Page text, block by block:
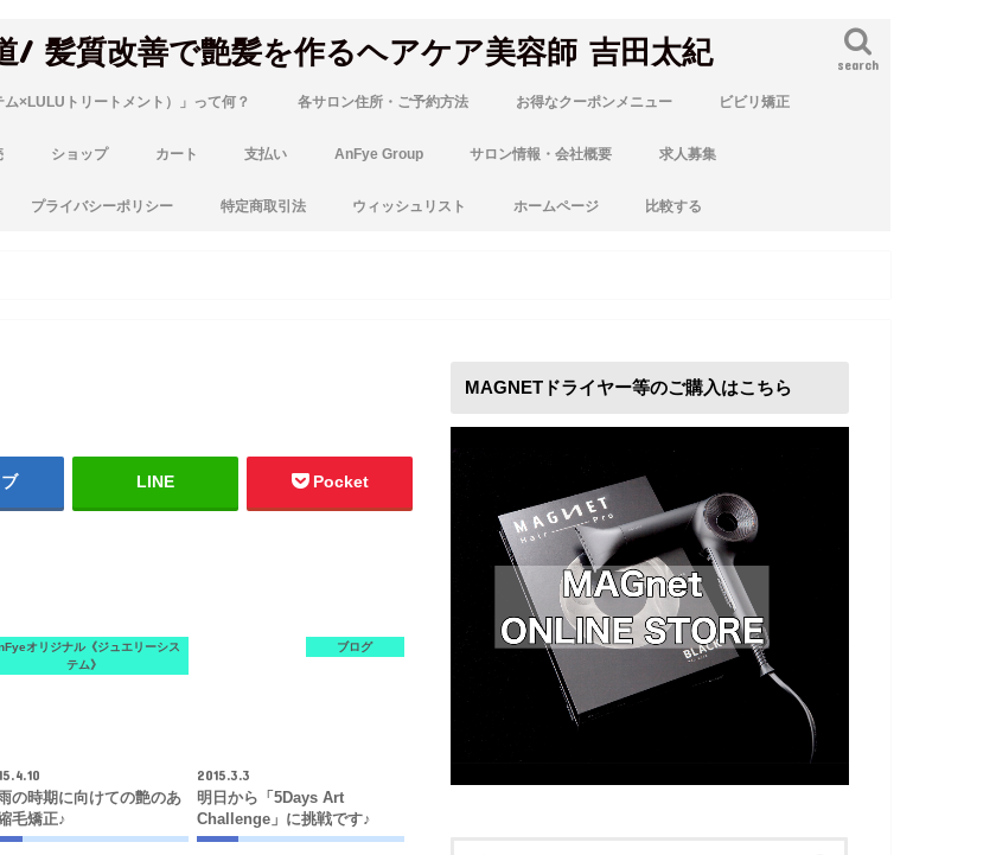
/ 髪質改善で艶髪を作るヘアケア美容師 吉田太紀 search
×LULUトリートメント）」って何？ 各サロン住所・ご予約方法 お得なクーポンメニュー ビビリ矯正
ショップ カート 支払い AnFye Group サロン情報・会社概要 求人募集
プライバシーポリシー 特定商取引法 ウィッシュリスト ホームページ 比較する
LINE Pocket
オリジナル《ジュエリーシス
テム》
の時期に向けての艶のあ
毛矯正♪
ブログ
2015.3.3
明日から「5Days Art
Challenge」に挑戦です♪
MAGNETドライヤー等のご購入はこちら